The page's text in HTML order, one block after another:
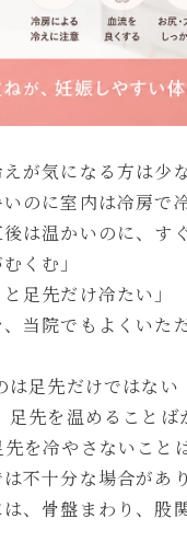
が気になる方は少
のに室内は冷房で
は温かいのに、す
くむ」
足先だけ冷たい」
当院でもよくいた
は足先だけではない
先を温めることば
を冷やさないこと
不十分な場合があり
、骨盤まわり、股